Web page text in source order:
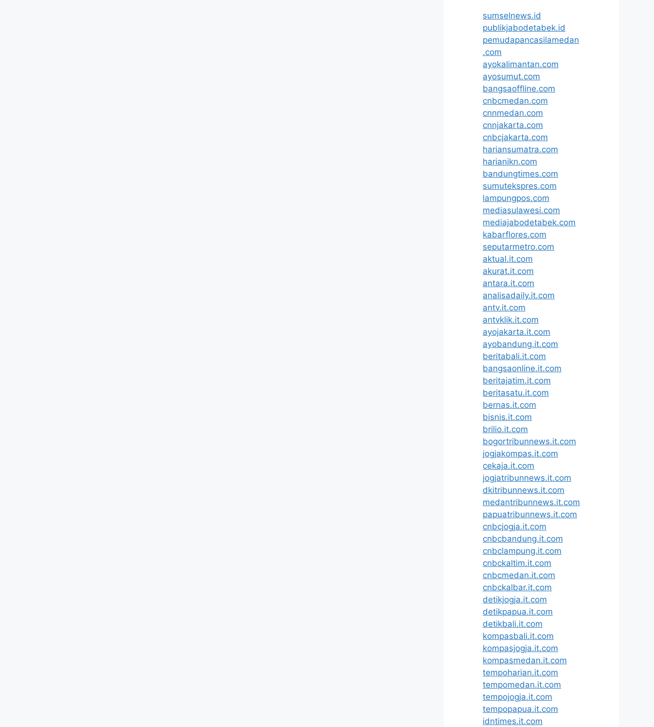
sumselnews.id
publikjabodetabek.id
pemudapancasilamedan
.com
ayokalimantan.com
ayosumut.com
bangsaoffline.com
cnbcmedan.com
cnnmedan.com
cnnjakarta.com
cnbcjakarta.com
hariansumatra.com
harianikn.com
bandungtimes.com
sumutekspres.com
lampungpos.com
mediasulawesi.com
mediajabodetabek.com
kabarflores.com
seputarmetro.com
aktual.it.com
akurat.it.com
antara.it.com
analisadaily.it.com
antv.it.com
antvklik.it.com
ayojakarta.it.com
ayobandung.it.com
beritabali.it.com
bangsaonline.it.com
beritajatim.it.com
beritasatu.it.com
bernas.it.com
bisnis.it.com
brilio.it.com
bogortribunnews.it.com
jogjakompas.it.com
cekaja.it.com
jogjatribunnews.it.com
dkitribunnews.it.com
medantribunnews.it.com
papuatribunnews.it.com
cnbcjogja.it.com
cnbcbandung.it.com
cnbclampung.it.com
cnbckaltim.it.com
cnbcmedan.it.com
cnbckalbar.it.com
detikjogja.it.com
detikpapua.it.com
detikbali.it.com
kompasbali.it.com
kompasjogja.it.com
kompasmedan.it.com
tempoharian.it.com
tempomedan.it.com
tempojogja.it.com
tempopapua.it.com
idntimes.it.com